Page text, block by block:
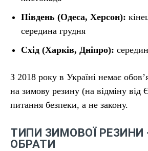
Південь (Одеса, Херсон):
середина грудня
Схід (Харків, Дніпро):
З 2018 року в Україні немає
на зимову резину (на відміну від
питання безпеки, а не закону.
ТИПИ ЗИМОВОЇ
ОБРАТИ